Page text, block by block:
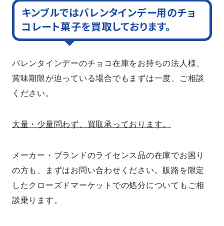
キンブルではバレンタインデー用のチョ
コレート菓子を買取しております。
バレンタインデーのチョコ在庫をお持ちの法人様、
賞味期限が迫っている場合でもまずは一度、ご相談
ください。
大量・少量問わず、買取承っております。
メーカー・ブランドのライセンス品の在庫でお困り
の方も、まずはお問い合わせください。販路を限定
したクローズドマーケットでの処分についてもご相
談乗ります。